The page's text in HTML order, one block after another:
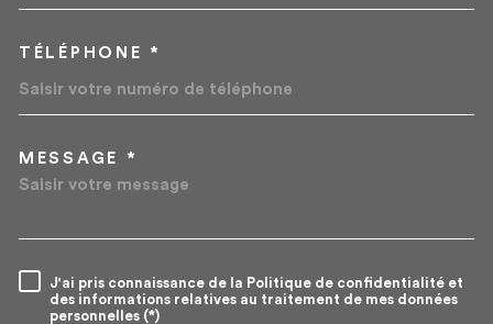
TÉLÉPHONE *
MESSAGE *
RÈGLEMENTATION
J'ai pris connaissance de la Politique de confidentialité et
des informations relatives au traitement de mes données
personnelles (*)